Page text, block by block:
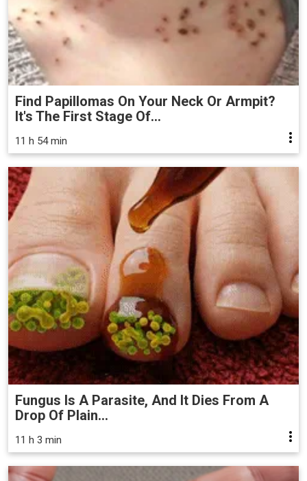
Find Papillomas On Your Neck Or Armpit?
It's The First Stage Of...
11 h 54 min
Fungus Is A Parasite, And It Dies From A
Drop Of Plain...
11 h 3 min